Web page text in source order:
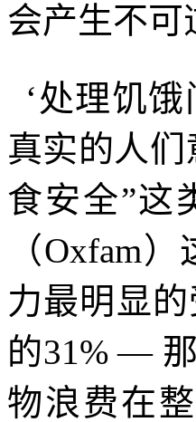
会产生不可
‘处理饥
真实的人
食安全”这
（Oxfam）
力最明显
的31%—
物浪费在